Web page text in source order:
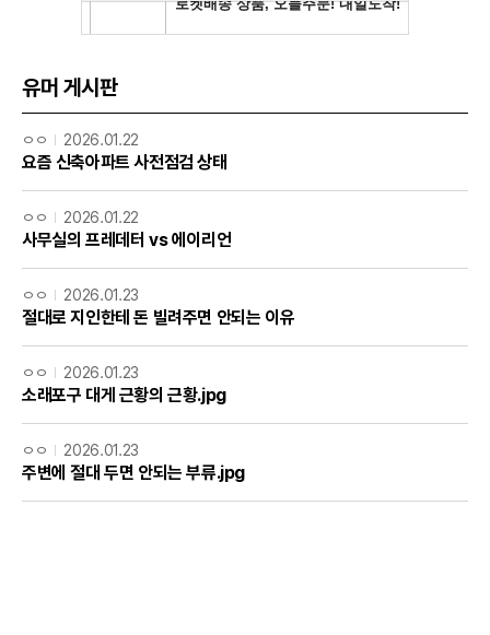
유머 게시판
ㅇㅇ 2026.01.22
요즘 신축아파트 사전점검 상태
ㅇㅇ 2026.01.22
사무실의 프레데터 vs 에이리언
ㅇㅇ 2026.01.23
절대로 지인한테 돈 빌려주면 안되는 이유
ㅇㅇ 2026.01.23
소래포구 대게 근황의 근황.jpg
ㅇㅇ 2026.01.23
주변에 절대 두면 안되는 부류.jpg